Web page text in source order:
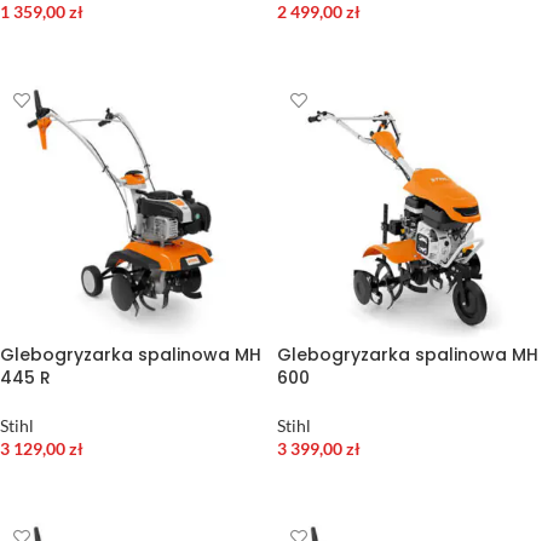
1 359,00zł
2 499,00zł
Glebogryzarka spalinowa MH
445 R
Stihl
3 129,00zł
Glebogryzarka spalinowa MH
600
Stihl
3 399,00zł